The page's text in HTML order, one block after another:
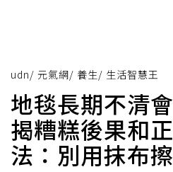
udn/ 元氣網/ 養生/ 生活智慧王
地毯長期不清
揭糟糕後果和
法：別用抹布擦